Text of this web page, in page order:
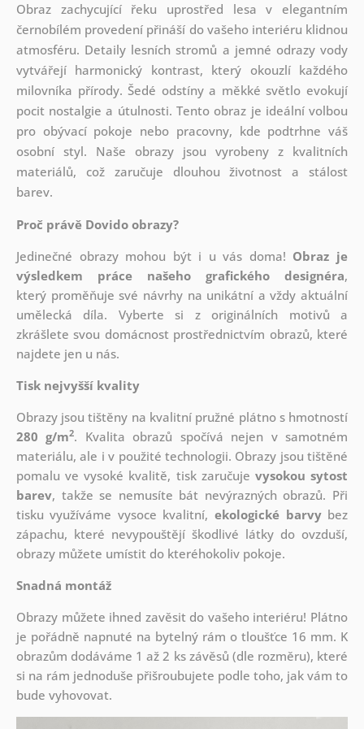
Obraz zachycující řeku uprostřed lesa v elegantním
černobílém provedení přináší do vašeho interiéru klidnou
atmosféru. Detaily lesních stromů a jemné odrazy vody
vytvářejí harmonický kontrast, který okouzlí každého
milovníka přírody. Šedé odstíny a měkké světlo evokují
pocit nostalgie a útulnosti. Tento obraz je ideální volbou
pro obývací pokoje nebo pracovny, kde podtrhne váš
osobní styl. Naše obrazy jsou vyrobeny z kvalitních
materiálů, což zaručuje dlouhou životnost a stálost
barev.
Proč právě Dovido obrazy?
Jedinečné obrazy mohou být i u vás doma! Obraz je
výsledkem práce našeho grafického designéra,
který proměňuje své návrhy na unikátní a vždy aktuální
umělecká díla. Vyberte si z originálních motivů a
zkrášlete svou domácnost prostřednictvím obrazů, které
najdete jen u nás.
Tisk nejvyšší kvality
Obrazy jsou tištěny na kvalitní pružné plátno s hmotností
280 g/m2. Kvalita obrazů spočívá nejen v samotném
materiálu, ale i v použité technologii. Obrazy jsou tištěné
pomalu ve vysoké kvalitě, tisk zaručuje vysokou sytost
barev, takže se nemusíte bát nevýrazných obrazů. Při
tisku využíváme vysoce kvalitní,ekologické barvybez
zápachu, které nevypouštějí škodlivé látky do ovzduší,
obrazy můžete umístit do kteréhokoliv pokoje.
Snadná montáž
Obrazy můžete ihned zavěsit do vašeho interiéru! Plátno
je pořádně napnuté na bytelný rám o tloušťce 16 mm. K
obrazům dodáváme 1 až 2 ks závěsů (dle rozměru), které
si na rám jednoduše přišroubujete podle toho, jak vám to
bude vyhovovat.